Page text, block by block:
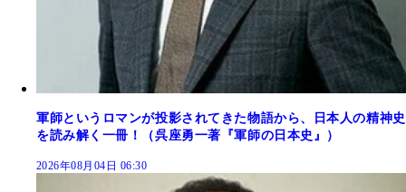
軍師というロマンが投影されてきた物語から、日本人の精神史
を読み解く一冊！（呉座勇一著『軍師の日本史』）
2026年08月04日 06:30